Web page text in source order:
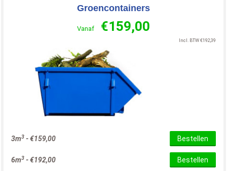
Groencontainers
Vanaf €159,00
Incl. BTW €192,39
3m3 -€159,00 Bestellen
6m3 -€192,00 Bestellen